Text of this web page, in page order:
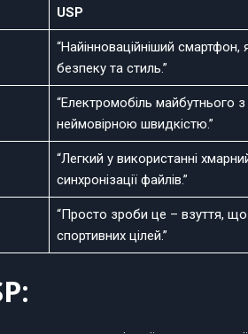
USP
“Найінноваційніший смартфон,
безпеку та стиль.”
“Електромобіль майбутнього
неймовірною швидкістю.”
“Легкий у використанні
синхронізації файлів.”
“Просто зроби це – взуття,
спортивних цілей.”